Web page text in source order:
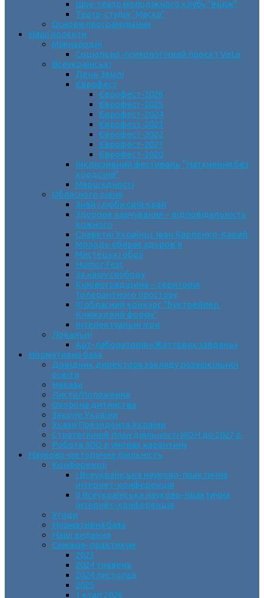
Шоу-театр молодіжного клубу “Імідж”
Театр-студія “Маска”
Основи програмування
Наші проєкти
Міжнародні
Соціально-психологічний проєкт VeLa
Всеукраїнські
День Землі
Єврофест
Єврофест-2026
Єврофест-2025
Єврофест-2024
Єврофест-2023
Єврофест-2022
Єврофест-2021
Єврофест-2020
Інклюзивний фестиваль “Натхнення без
кордонів”
Марш єдності
Обласного рівня
Знай і люби свій край
Здорове харчування – відповідальність
кожного
Славетні Українці. Іван Карпенко-Карий
Молодь обирає здоров’я
Мистецькі обрії
Humor Fest
За нашу свободу
Кіровоградщина – територія
толерантного простору
ІII обласний конкурс “Буктрейлер.
Книжковий форум”
Інтелектуальні ігри
Локальні
Арт-лабораторія «Життєвих завдань»
Нормативна база
Довідник директора закладу позашкільної
освіти
Накази
Листи/Положення
Охорона дитинства
Закони України
Укази Президента України
Стратегічний план діяльності МОН до 2027 р.
Робота ЗПО в умовах карантину
Науково-методична діяльність
Конференції
І Всеукраїнська науково-практична
інтернет-конференція
ІІ Всеукраїнська науково-практична
інтернет-конференція
Угоди
Нормативна база
Наші видання
Семінар-практикум
2023
2024 травень
2024 листопад
2025
1 етап 2026